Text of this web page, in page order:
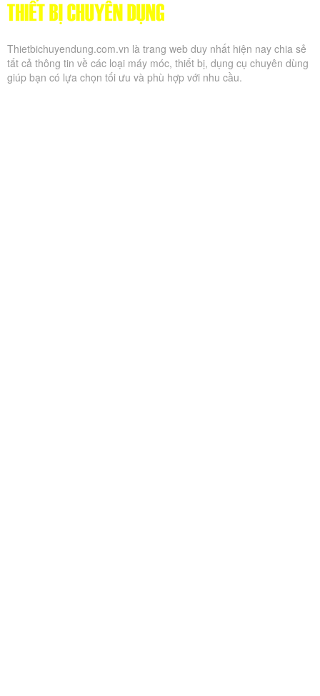
Thietbichuyendung.com.vn là trang web duy nhất hiện nay chia sẻ
tất cả thông tin về các loại máy móc, thiết bị, dụng cụ chuyên dùng
giúp bạn có lựa chọn tối ưu và phù hợp với nhu cầu.